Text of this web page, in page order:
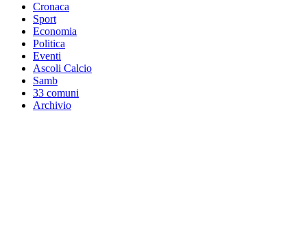
Cronaca
Sport
Economia
Politica
Eventi
Ascoli Calcio
Samb
33 comuni
Archivio